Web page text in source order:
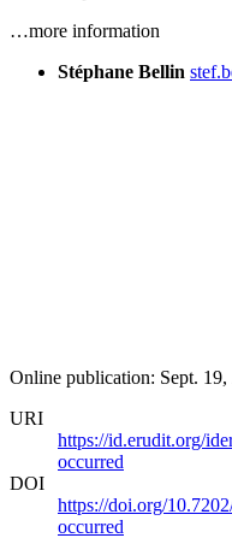
…more information
Stéphane Bellin
Online publication: Sept. 19,
URI
https://id.erudit.org/
occurred
DOI
https://doi.org/
occurred